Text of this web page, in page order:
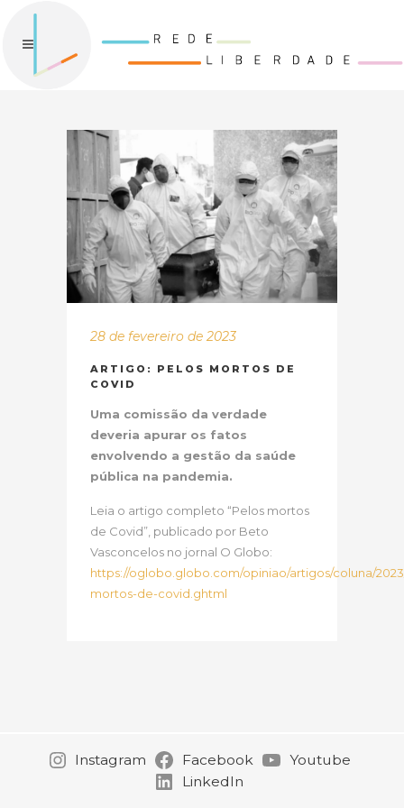
28 de fevereiro de 2023
ARTIGO: PELOS MORTOS DE
COVID
Uma comissão da verdade
deveria apurar os fatos
envolvendo a gestão da saúde
pública na pandemia.
Leia o artigo completo “Pelos mortos
de Covid”, publicado por Beto
Vasconcelos no jornal O Globo:
https://oglobo.globo.com/opiniao/artigos/coluna/
mortos-de-covid.ghtml
Instagram Facebook
Youtube
LinkedIn